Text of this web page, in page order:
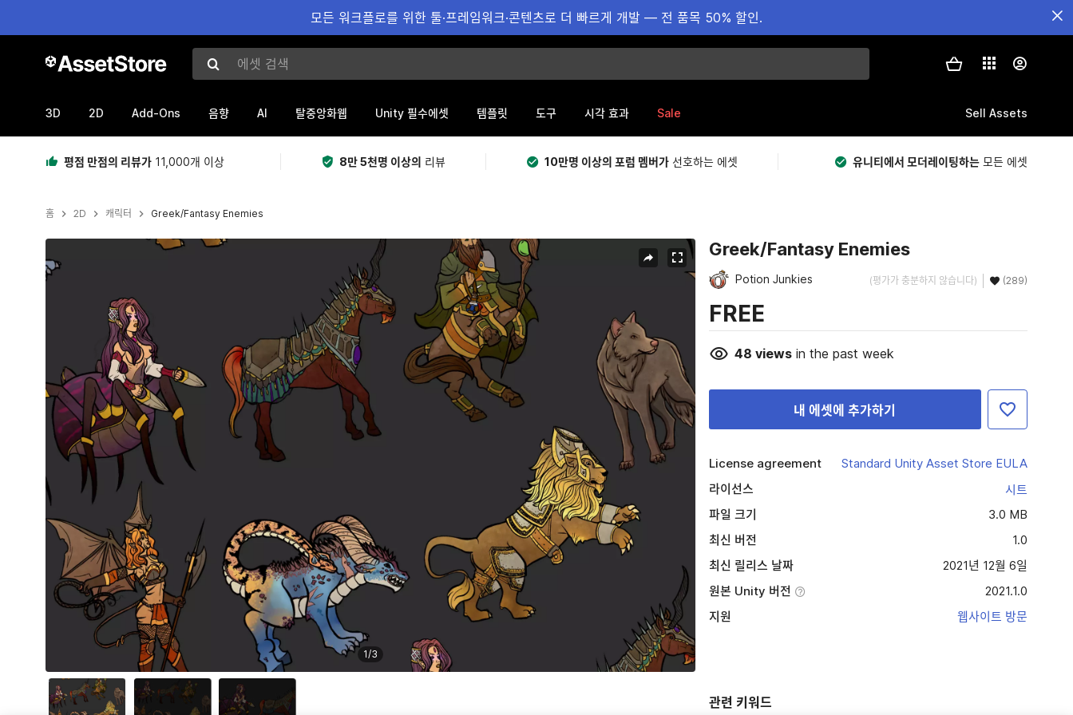
모든 워크플로를 위한 툴·프레임워크·콘텐츠로 더 빠르게 개발 — 전 품목 50% 할인.
에셋 검색
3D 2D Add-Ons 음향 AI 탈중앙화웹 Unity 필수에셋 템플릿 도구 시각 효과 Sale Sell Assets
평점 만점의 리뷰가 11,000개 이상 8만 5천명 이상의 리뷰 10만명 이상의 포럼 멤버가 선호하는 에셋 유니티에서 모더레이팅하는 모든 에셋
홈 2D 캐릭터 Greek/Fantasy Enemies
1/3
Greek/Fantasy Enemies
Potion Junkies (평가가 충분하지 않습니다) (289)
FREE
48 viewsin the past week
내 에셋에 추가하기
License agreement
Standard Unity Asset Store EULA
라이선스
시트
파일 크기
3.0 MB
최신 버전
1.0
최신 릴리스 날짜
2021년 12월 6일
원본 Unity 버전
2021.1.0
지원
웹사이트 방문
관련 키워드